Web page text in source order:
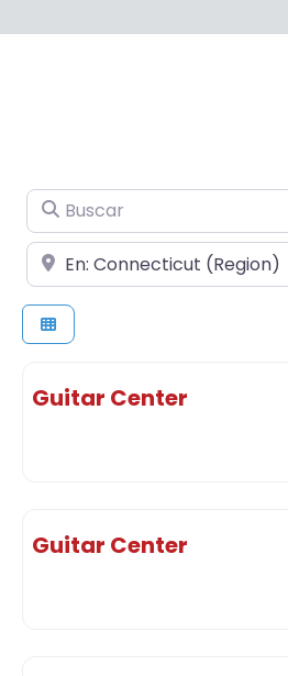
Buscar
Cerca de
Guitar Center
Guitar Center